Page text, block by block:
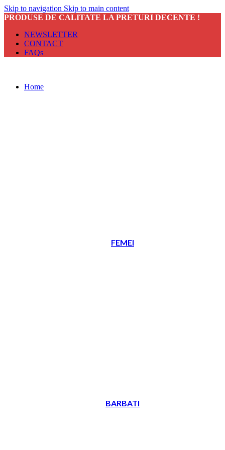
Skip to navigation Skip to main content
PRODUSE DE CALITATE LA PRETURI DECENTE !
NEWSLETTER
CONTACT
FAQs
Home
FEMEI
BARBATI